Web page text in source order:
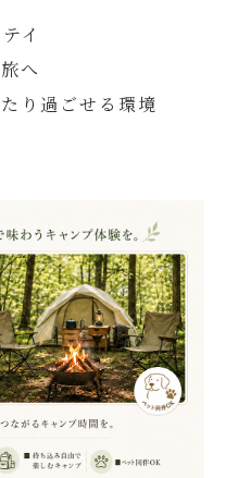
イ
へ
り過ごせる環境